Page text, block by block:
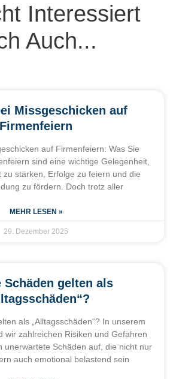
Interessiert
Auch...
Missgeschicken auf
Firmenfeiern
auf Firmenfeiern: Was Sie
sind eine wichtige Gelegenheit,
zu stärken, Erfolge zu feiern und die
zu fördern. Doch trotz aller
MEHR LESEN »
29. Dezember 2025
Schäden gelten als
als „Alltagsschäden“? In unserem
wir zahlreichen Risiken und Gefahren
unerwartete Schäden auf, die nicht nur
auch emotional belastend sein